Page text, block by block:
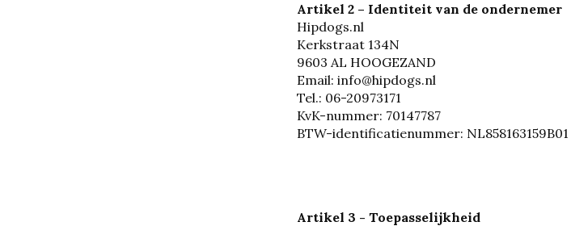
Artikel 2 – Identiteit van de ondernemer
Hipdogs.nl
Kerkstraat 134N
9603 AL HOOGEZAND
Email: info@hipdogs.nl
Tel.: 06-20973171
KvK-nummer: 70147787
BTW-identificatienummer: NL858163159B01
Artikel 3 - Toepasselijkheid